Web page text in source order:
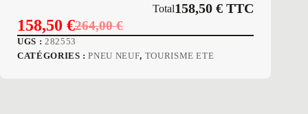
Total158,50€ TTC
264,00€
Le
prix
158,50 €
Le
prix
UGS : 282553
CATÉGORIES :PNEU NEUF, TOURISME ETE